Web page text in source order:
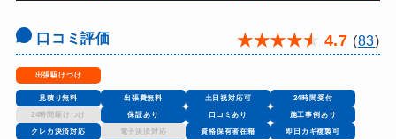
口コミ評価 ★★★★★ 4.7 (83)
出張駆けつけ
見積り無料 出張費無料 土日祝対応可 24時間受付
24時間駆けつけ 保証あり 口コミあり 施工事例あり
クレカ決済対応 電子決済対応 資格保有者在籍 即日カギ複製可